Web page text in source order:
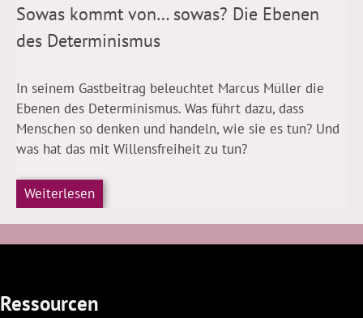
Sowas kommt von… sowas? Die Ebenen
des Determinismus
In seinem Gastbeitrag beleuchtet Marcus Müller die
Ebenen des Determinismus. Was führt dazu, dass
Menschen so denken und handeln, wie sie es tun? Und
was hat das mit Willensfreiheit zu tun?
Weiterlesen
Ressourcen